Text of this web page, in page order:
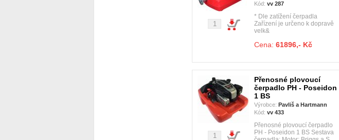
Kód: vv 287
* Dle zatížení čerpadla
Zařízení je určeno k dopravě
velk&
Cena: 61896,- Kč
Přenosné plovoucí
čerpadlo PH - Poseidon
1 BS
Výrobce: Pavliš a Hartmann
Kód: vv 433
Přenosné plovoucí čerpadlo
PH - Poseidon 1 BS Sestava